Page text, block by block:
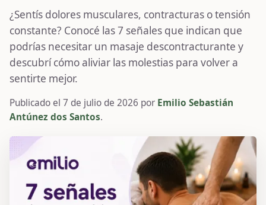
¿Sentís dolores musculares, contracturas o tensión
constante? Conocé las 7 señales que indican que
podrías necesitar un masaje descontracturante y
descubrí cómo aliviar las molestias para volver a
sentirte mejor.
Publicado el 7 de julio de 2026 por Emilio Sebastián
Antúnez dos Santos.